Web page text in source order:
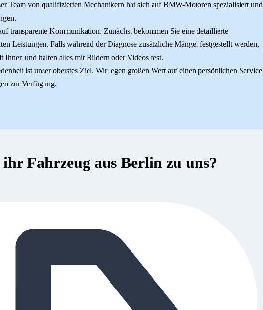
Team von qualifizierten Mechanikern hat sich auf BMW-Motoren spezialisiert und
transparente Kommunikation. Zunächst bekommen Sie eine detaillierte
Leistungen. Falls während der Diagnose zusätzliche Mängel festgestellt werden,
Ihnen und halten alles mit Bildern oder Videos fest.
ist unser oberstes Ziel. Wir legen großen Wert auf einen persönlichen Service
zur Verfügung.
Fahrzeug aus Berlin zu uns?